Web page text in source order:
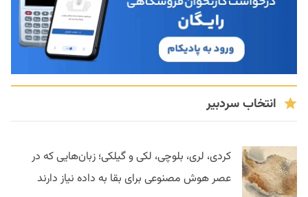
انتخاب سردبیر
کردی، لری، بلوچی، لکی و گیلکی؛ زبان‌هایی که در
عصر هوش مصنوعی برای بقا به داده نیاز دارند